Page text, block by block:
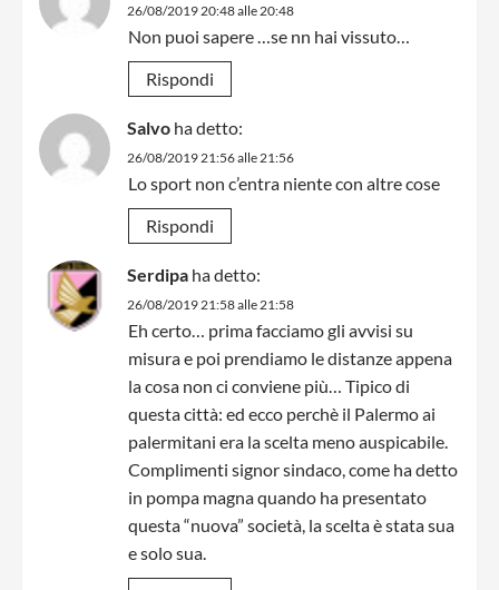
26/08/2019 20:48 alle 20:48
Non puoi sapere …se nn hai vissuto…
Rispondi
Salvo ha detto:
26/08/2019 21:56 alle 21:56
Lo sport non c’entra niente con altre cose
Rispondi
Serdipa ha detto:
26/08/2019 21:58 alle 21:58
Eh certo… prima facciamo gli avvisi su
misura e poi prendiamo le distanze appena
la cosa non ci conviene più… Tipico di
questa città: ed ecco perchè il Palermo ai
palermitani era la scelta meno auspicabile.
Complimenti signor sindaco, come ha detto
in pompa magna quando ha presentato
questa “nuova” società, la scelta è stata sua
e solo sua.